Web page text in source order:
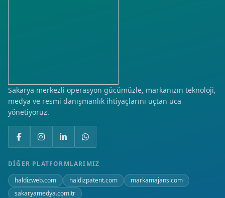
Sakarya merkezli operasyon gücümüzle, markanızın teknoloji,
medya ve resmi danışmanlık ihtiyaçlarını uçtan uca
yönetiyoruz.
DIĞER PLATFORMLARIMIZ
haldizweb.com
haldizpatent.com
markamajans.com
sakaryamedya.com.tr